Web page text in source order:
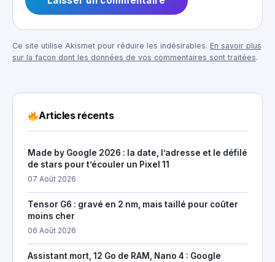
Ce site utilise Akismet pour réduire les indésirables. En savoir plus
sur la façon dont les données de vos commentaires sont traitées.
Articles récents
Made by Google 2026 : la date, l’adresse et le défilé
de stars pour t’écouler un Pixel 11
07 Août 2026
Tensor G6 : gravé en 2 nm, mais taillé pour coûter
moins cher
06 Août 2026
Assistant mort, 12 Go de RAM, Nano 4 : Google